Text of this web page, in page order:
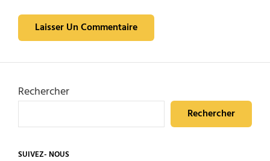
Rechercher
Rechercher
SUIVEZ- NOUS